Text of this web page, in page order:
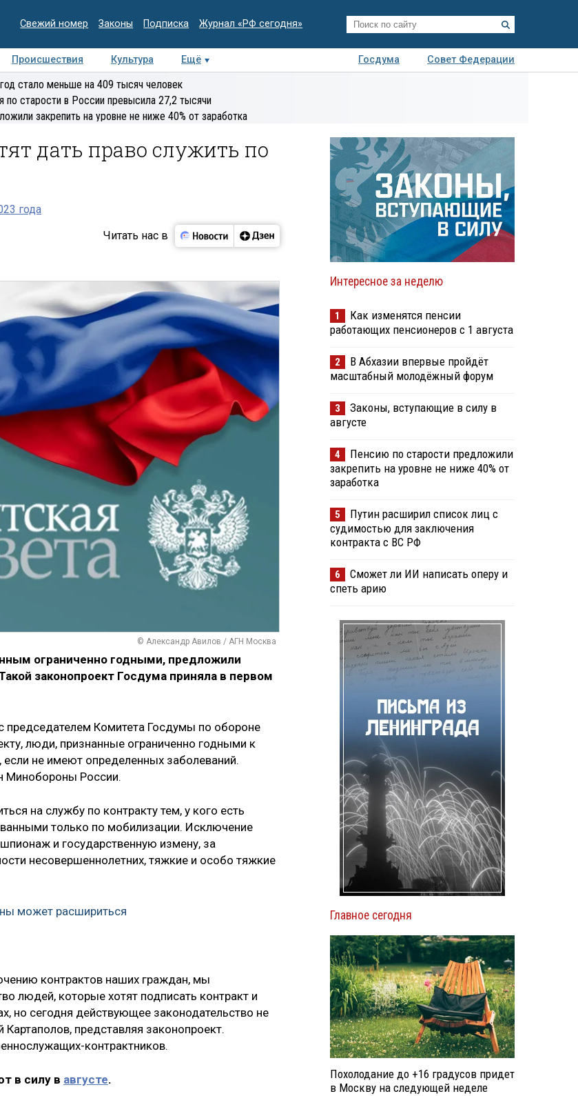
Свежий номер Законы Подписка Журнал «РФ сегодня»
Происшествия Культура Ещё Госдума
Совет Федерации
Интервью Колумнисты
стало меньше на 409 тысяч человек
по старости в России превысила 27,2 тысячи
закрепить на уровне не ниже 40% от заработка
дать право служить по
года
Читать нас в
© Александр Авилов / АГН Москва
ограниченно годными, предложили
законопроект Госдума приняла в первом
председателем Комитета Госдумы по обороне
люди, признанные ограниченно годными к
если не имеют определенных заболеваний.
Минобороны России.
на службу по контракту тем, у кого есть
только по мобилизации. Исключение
и государственную измену, за
несовершеннолетних, тяжкие и особо тяжкие
может расшириться
контрактов наших граждан, мы
людей, которые хотят подписать контракт и
но сегодня действующее законодательство не
представляя законопроект.
контрактников.
в силу в августе.
Интересное за неделю
1
Как изменятся пенсии
работающих пенсионеров с 1 августа
2
В Абхазии впервые пройдёт
масштабный молодёжный форум
3
Законы, вступающие в силу в
августе
4
Пенсию по старости предложили
закрепить на уровне не ниже 40% от
заработка
5
Путин расширил список лиц с
судимостью для заключения
контракта с ВС РФ
6
Сможет ли ИИ написать оперу и
спеть арию
Главное сегодня
Похолодание до +16 градусов придет
в Москву на следующей неделе